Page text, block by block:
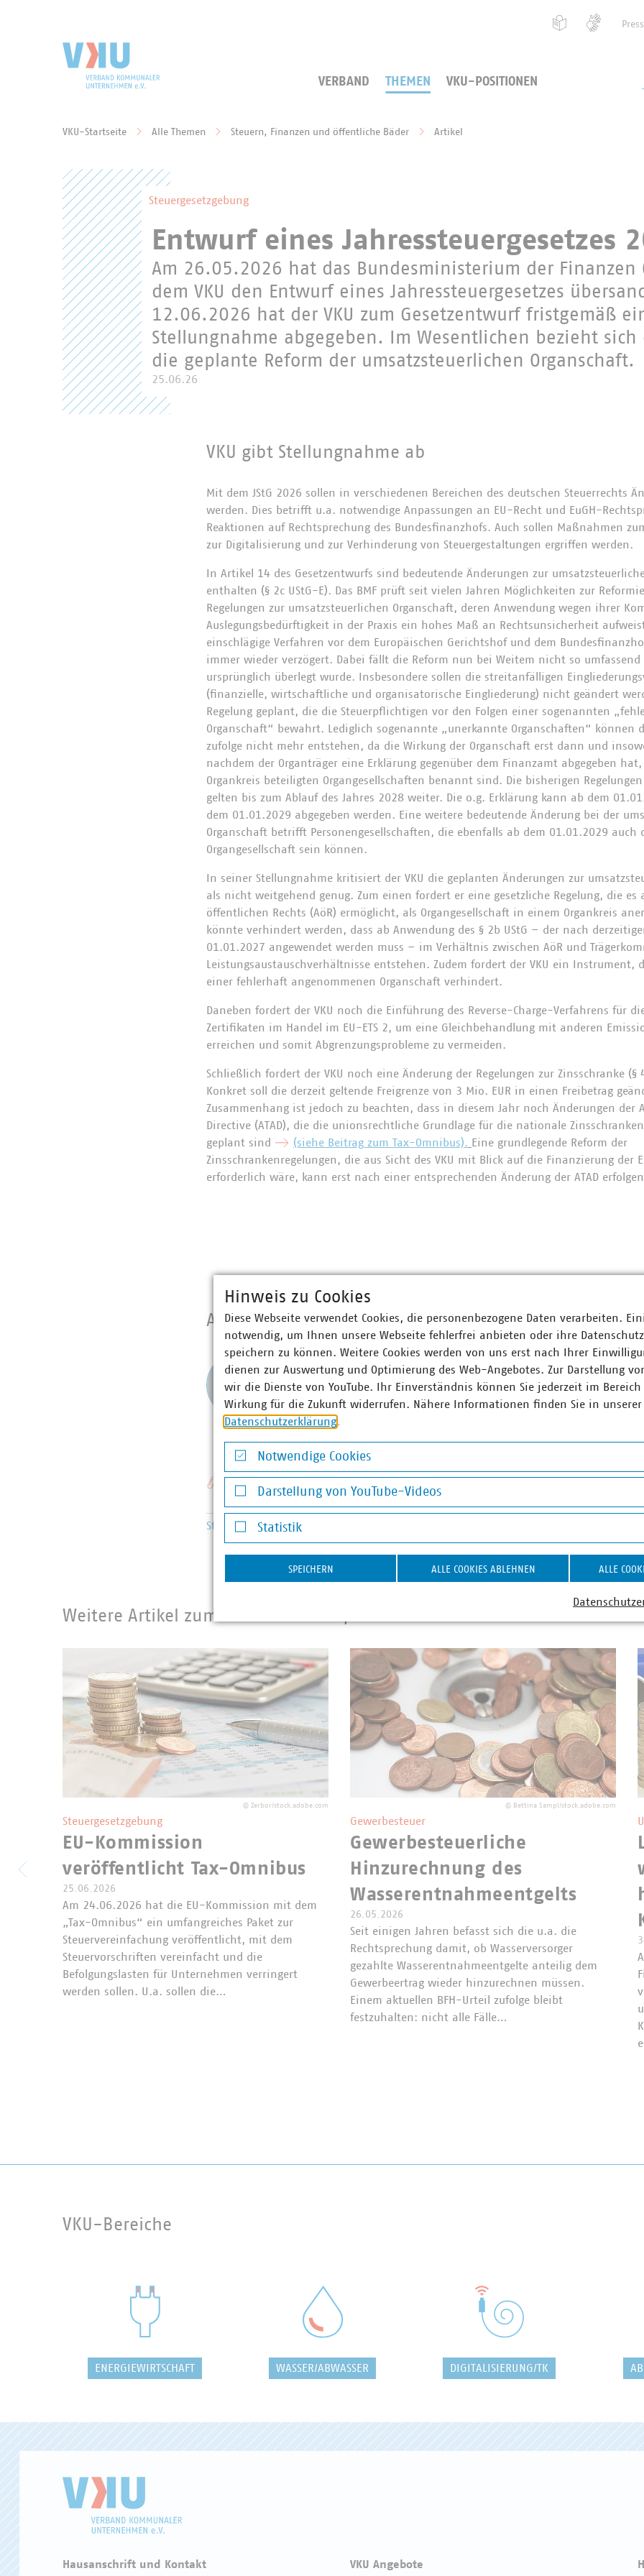
VERBAND THEMEN VKU-POSITIONEN
VKU-Startseite Alle Themen Steuern, Finanzen und öffentliche Bäder Artikel
Steuergesetzgebung
Entwurf eines Jahressteuergesetzes
Am 26.05.2026 hat das Bundesministerium der Finanzen
dem VKU den Entwurf eines Jahressteuergesetzes
12.06.2026 hat der VKU zum Gesetzentwurf fristgemäß
Stellungnahme abgegeben. Im Wesentlichen bezieht sich
die geplante Reform der umsatzsteuerlichen Organschaft.
25.06.26
VKU gibt Stellungnahme ab
Mit dem JStG 2026 sollen in verschiedenen Bereichen des deutschen Steuerrechts
werden. Dies betrifft u.a. notwendige Anpassungen an EU-Recht und EuGH-
Reaktionen auf Rechtsprechung des Bundesfinanzhofs. Auch sollen Maßnahmen
zur Digitalisierung und zur Verhinderung von Steuergestaltungen ergriffen werden.
In Artikel 14 des Gesetzentwurfs sind bedeutende Änderungen zur
enthalten (§ 2c UStG-E). Das BMF prüft seit vielen Jahren Möglichkeiten zur
Regelungen zur umsatzsteuerlichen Organschaft, deren Anwendung wegen ihrer
Auslegungsbedürftigkeit in der Praxis ein hohes Maß an Rechtsunsicherheit
einschlägige Verfahren vor dem Europäischen Gerichtshof und dem
immer wieder verzögert. Dabei fällt die Reform nun bei Weitem nicht so umfassend
ursprünglich überlegt wurde. Insbesondere sollen die streitanfälligen
(finanzielle, wirtschaftliche und organisatorische Eingliederung) nicht geändert
Regelung geplant, die die Steuerpflichtigen vor den Folgen einer sogenannten
Organschaft“ bewahrt. Lediglich sogenannte „unerkannte Organschaften“ können
zufolge nicht mehr entstehen, da die Wirkung der Organschaft erst dann und
nachdem der Organträger eine Erklärung gegenüber dem Finanzamt abgegeben
Organkreis beteiligten Organgesellschaften benannt sind. Die bisherigen
gelten bis zum Ablauf des Jahres 2028 weiter. Die o.g. Erklärung kann ab dem
dem 01.01.2029 abgegeben werden. Eine weitere bedeutende Änderung bei der
Organschaft betrifft Personengesellschaften, die ebenfalls ab dem 01.01.2029 auch
Organgesellschaft sein können.
In seiner Stellungnahme kritisiert der VKU die geplanten Änderungen zur
als nicht weitgehend genug. Zum einen fordert er eine gesetzliche Regelung, die es
öffentlichen Rechts (AöR) ermöglicht, als Organgesellschaft in einem Organkreis
könnte verhindert werden, dass ab Anwendung des § 2b UStG – der nach
01.01.2027 angewendet werden muss – im Verhältnis zwischen AöR und
Leistungsaustauschverhältnisse entstehen. Zudem fordert der VKU ein Instrument,
einer fehlerhaft angenommenen Organschaft verhindert.
Daneben fordert der VKU noch die Einführung des Reverse-Charge-Verfahrens für
Zertifikaten im Handel im EU-ETS 2, um eine Gleichbehandlung mit anderen
erreichen und somit Abgrenzungsprobleme zu vermeiden.
Schließlich fordert der VKU noch eine Änderung der Regelungen zur Zinsschranke (§
Konkret soll die derzeit geltende Freigrenze von 3 Mio. EUR in einen Freibetrag
Zusammenhang ist jedoch zu beachten, dass in diesem Jahr noch Änderungen der
Directive (ATAD), die die unionsrechtliche Grundlage für die nationale
geplant sind
(siehe Beitrag zum Tax-Omnibus). Eine grundlegende Reform der
Zinsschrankenregelungen, die aus Sicht des VKU mit Blick auf die Finanzierung der
erforderlich wäre, kann erst nach einer entsprechenden Änderung der ATAD
Ansprechpartner
Andreas Meyer
Bereichsleiter Steuern, Finanzen
und öffentliche Bäder
+49 30 58580-138
Schlagworte
Steuern Organschaft
Weitere Artikel zum Thema Steuern, Finanzen und öffentliche Bäder
© Zerbor/stock.adobe.com
Steuergesetzgebung
EU-Kommission
veröffentlicht Tax-Omnibus
25.06.2026
Am 24.06.2026 hat die EU-Kommission mit dem
„Tax-Omnibus“ ein umfangreiches Paket zur
Steuervereinfachung veröffentlicht, mit dem
Steuervorschriften vereinfacht und die
Befolgungslasten für Unternehmen verringert
werden sollen. U.a. sollen die…
© Bettina Sampl/stock.adobe.com
Gewerbesteuer
Gewerbesteuerliche
Hinzurechnung des
Wasserentnahmeentgelts
26.05.2026
Seit einigen Jahren befasst sich die u.a. die
Rechtsprechung damit, ob Wasserversorger
gezahlte Wasserentnahmeentgelte anteilig dem
Gewerbeertrag wieder hinzurechnen müssen.
Einem aktuellen BFH-Urteil zufolge bleibt
festzuhalten: nicht alle Fälle…
VKU-Bereiche
ENERGIEWIRTSCHAFT WASSER/ABWASSER DIGITALISIERUNG/TK
Hausanschrift und Kontakt VKU Angebote
Hinweis zu Cookies
Diese Webseite verwendet Cookies, die personenbezogene Daten verarbeiten.
notwendig, um Ihnen unsere Webseite fehlerfrei anbieten oder ihre
speichern zu können. Weitere Cookies werden von uns erst nach Ihrer
dienen zur Auswertung und Optimierung des Web-Angebotes. Zur Darstellung
wir die Dienste von YouTube. Ihr Einverständnis können Sie jederzeit im
Wirkung für die Zukunft widerrufen. Nähere Informationen finden Sie in unserer
Datenschutzerklärung.
Notwendige Cookies
Notwendige Cookies
Darstellung von YouTube-Videos
Darstellung von YouTube-Videos
Statistik
Statistik
SPEICHERN ALLE COOKIES ABLEHNEN ALLE